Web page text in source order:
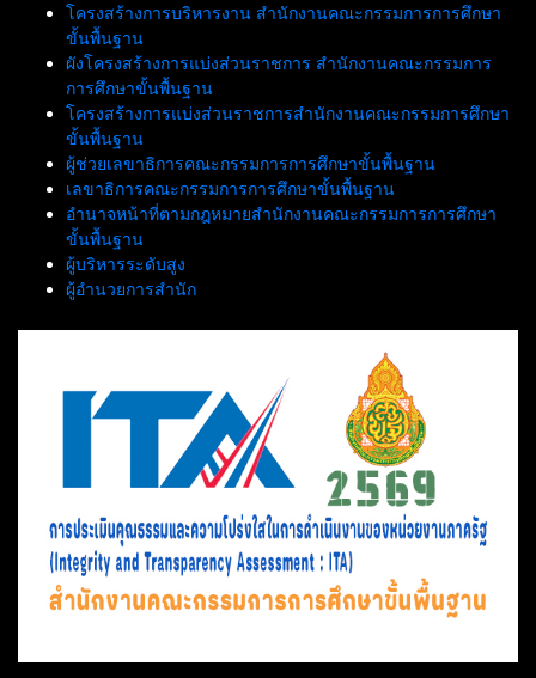
โครงสร้างการบริหารงาน สำนักงานคณะกรรมการการศึกษา
ขั้นพื้นฐาน
ผังโครงสร้างการแบ่งส่วนราชการ สำนักงานคณะกรรมการ
การศึกษาขั้นพื้นฐาน
โครงสร้างการแบ่งส่วนราชการสำนักงานคณะกรรมการศึกษา
ขั้นพื้นฐาน
ผู้ช่วยเลขาธิการคณะกรรมการการศึกษาขั้นพื้นฐาน
เลขาธิการคณะกรรมการการศึกษาขั้นพื้นฐาน
อำนาจหน้าที่ตามกฎหมายสำนักงานคณะกรรมการการศึกษา
ขั้นพื้นฐาน
ผู้บริหารระดับสูง
ผู้อำนวยการสำนัก